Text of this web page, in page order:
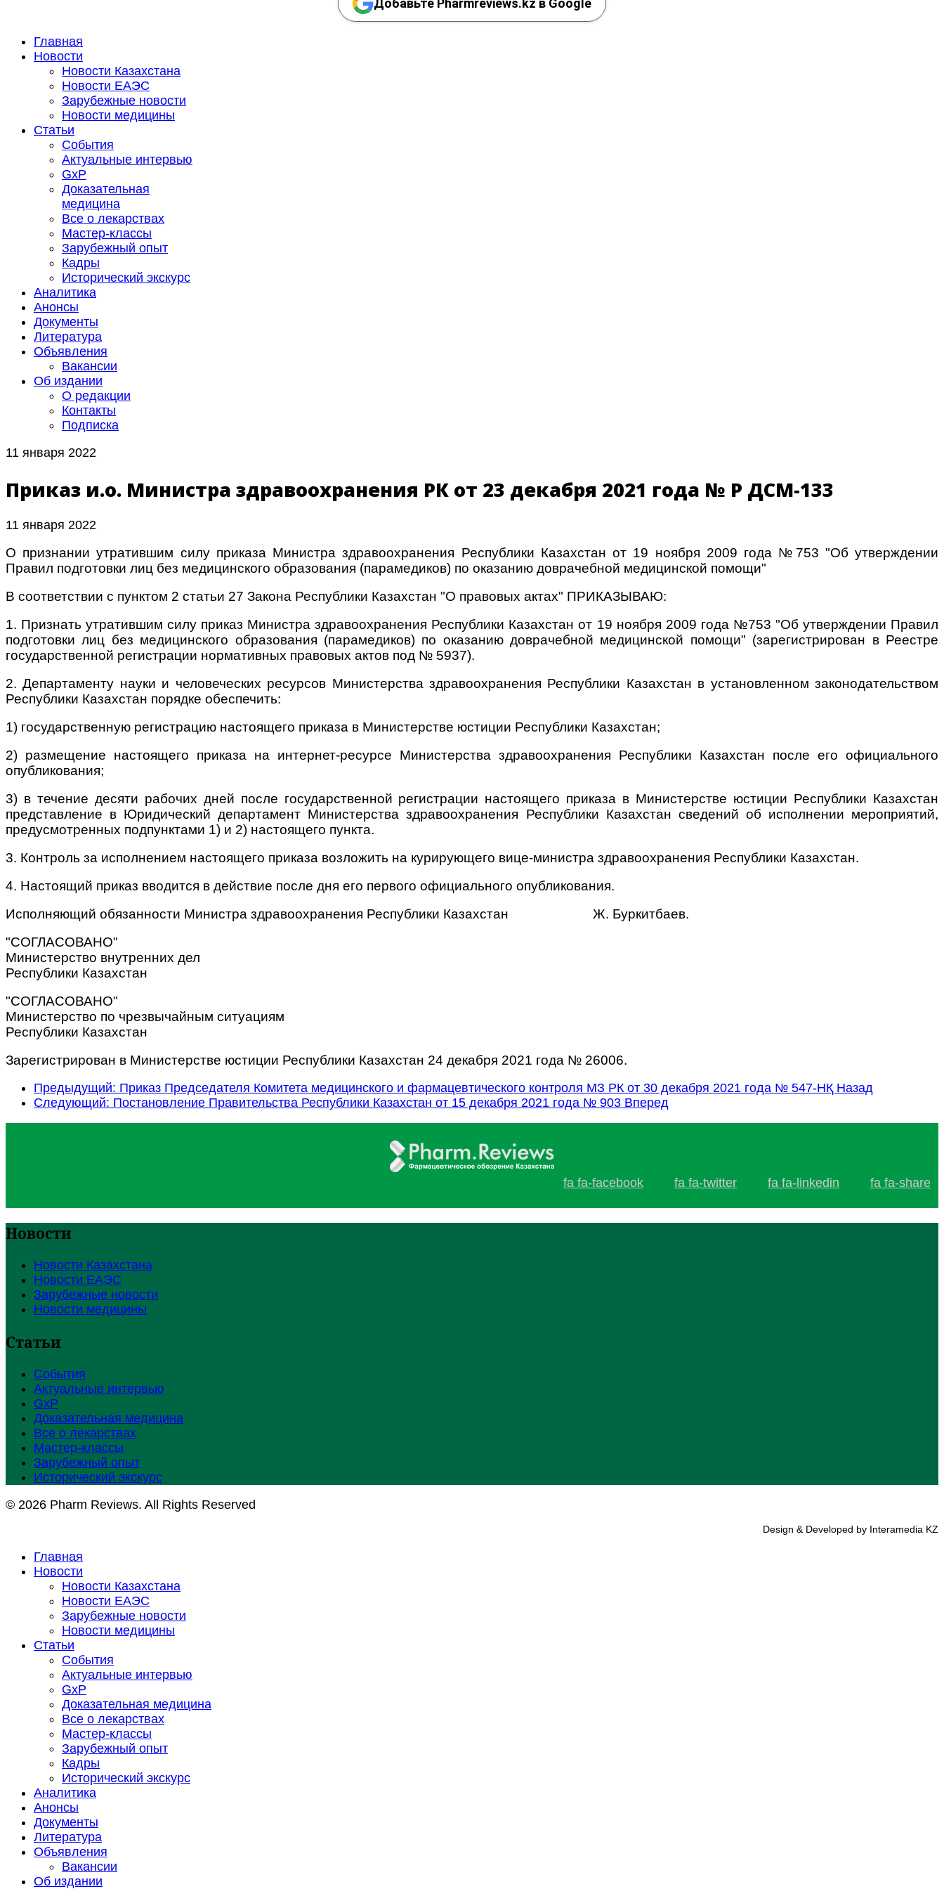
Добавьте Pharmreviews.kz в Google
Главная
Новости
Новости Казахстана
Новости ЕАЭС
Зарубежные новости
Новости медицины
Статьи
События
Актуальные интервью
GxP
Доказательная
медицина
Все о лекарствах
Мастер-классы
Зарубежный опыт
Кадры
Исторический экскурс
Аналитика
Анонсы
Документы
Литература
Объявления
Вакансии
Об издании
О редакции
Контакты
Подписка
11 января 2022
Приказ и.о. Министра здравоохранения РК от 23 декабря 2021 года № ҚР ДСМ-133
11 января 2022
О признании утратившим силу приказа Министра здравоохранения Республики Казахстан от 19 ноября 2009 года №753 "Об утверждении
Правил подготовки лиц без медицинского образования (парамедиков) по оказанию доврачебной медицинской помощи"
В соответствии с пунктом 2 статьи 27 Закона Республики Казахстан "О правовых актах" ПРИКАЗЫВАЮ:
1. Признать утратившим силу приказ Министра здравоохранения Республики Казахстан от 19 ноября 2009 года №753 "Об утверждении Правил
подготовки лиц без медицинского образования (парамедиков) по оказанию доврачебной медицинской помощи" (зарегистрирован в Реестре
государственной регистрации нормативных правовых актов под № 5937).
2. Департаменту науки и человеческих ресурсов Министерства здравоохранения Республики Казахстан в установленном законодательством
Республики Казахстан порядке обеспечить:
1) государственную регистрацию настоящего приказа в Министерстве юстиции Республики Казахстан;
2) размещение настоящего приказа на интернет-ресурсе Министерства здравоохранения Республики Казахстан после его официального
опубликования;
3) в течение десяти рабочих дней после государственной регистрации настоящего приказа в Министерстве юстиции Республики Казахстан
представление в Юридический департамент Министерства здравоохранения Республики Казахстан сведений об исполнении мероприятий,
предусмотренных подпунктами 1) и 2) настоящего пункта.
3. Контроль за исполнением настоящего приказа возложить на курирующего вице-министра здравоохранения Республики Казахстан.
4. Настоящий приказ вводится в действие после дня его первого официального опубликования.
Исполняющий обязанности Министра здравоохранения Республики Казахстан Ж. Буркитбаев.
"СОГЛАСОВАНО"
Министерство внутренних дел
Республики Казахстан
"СОГЛАСОВАНО"
Министерство по чрезвычайным ситуациям
Республики Казахстан
Зарегистрирован в Министерстве юстиции Республики Казахстан 24 декабря 2021 года № 26006.
Предыдущий: Приказ Председателя Комитета медицинского и фармацевтического контроля МЗ РК от 30 декабря 2021 года № 547-НҚ Назад
Следующий: Постановление Правительства Республики Казахстан от 15 декабря 2021 года № 903 Вперед
fa fa-facebook fa fa-twitter fa fa-linkedin fa fa-share
Новости
Новости Казахстана
Новости ЕАЭС
Зарубежные новости
Новости медицины
Статьи
События
Актуальные интервью
GxP
Доказательная медицина
Все о лекарствах
Мастер-классы
Зарубежный опыт
Исторический экскурс
© 2026 Pharm Reviews. All Rights Reserved
Design & Developed by Interamedia KZ
Главная
Новости
Новости Казахстана
Новости ЕАЭС
Зарубежные новости
Новости медицины
Статьи
События
Актуальные интервью
GxP
Доказательная медицина
Все о лекарствах
Мастер-классы
Зарубежный опыт
Кадры
Исторический экскурс
Аналитика
Анонсы
Документы
Литература
Объявления
Вакансии
Об издании